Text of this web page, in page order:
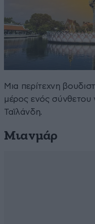
Μια περίτεχνη
μέρος ενός σύνθετου
Ταϊλάνδη.
Μιανμάρ